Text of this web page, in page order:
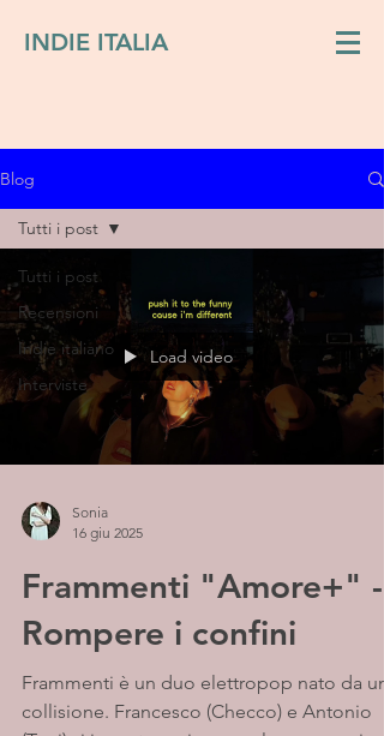
INDIE ITALIA
Blog
Tutti i post
Recensioni
Indie italiano
Interviste
Tutti i post
Load video
Sonia
16 giu 2025
Frammenti "Amore+" -
Rompere i confini
Frammenti è un duo elettropop nato da una
collisione. Francesco (Checco) e Antonio